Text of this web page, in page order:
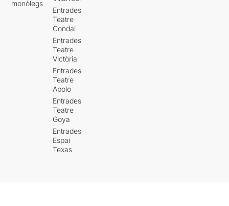
monòlegs
Entrades
Teatre
Condal
Entrades
Teatre
Victòria
Entrades
Teatre
Apolo
Entrades
Teatre
Goya
Entrades
Espai
Texas